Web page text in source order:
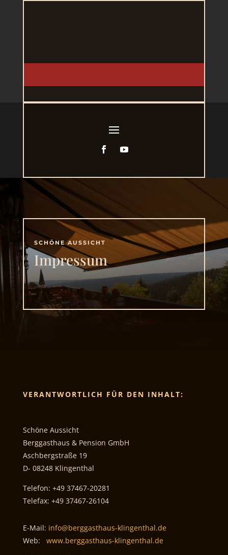
SCHÖNE AUSSICHT
Impressum
VERANTWORTLICH FÜR DEN INHALT:
Schöne Aussicht
Berggasthaus & Pension GmbH
Aschbergstraße 19
D- 08248 Klingenthal
Telefon: +49 37467-20281
Telefax: +49 37467-26104
E-Mail: info@berggasthaus-klingenthal.de
Web: www.berggasthaus-klingenthal.de